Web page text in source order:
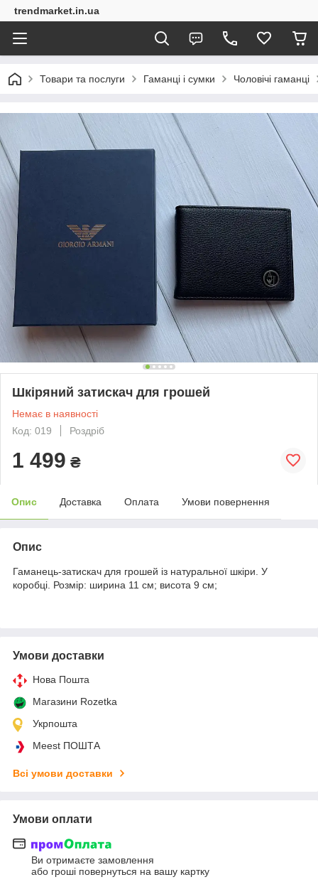
trendmarket.in.ua
Товари та послуги Гаманці і сумки Чоловічі гаманці
Шкіряний затискач для грошей
Немає в наявності
Код: 019
Роздріб
1 499 ₴
Опис Доставка Оплата Умови повернення
Опис
Гаманець-затискач для грошей із натуральної шкіри. У
коробці. Розмір: ширина 11 см; висота 9 см;
Умови доставки
Нова Пошта
Магазини Rozetka
Укрпошта
Meest ПОШТА
Всі умови доставки
Умови оплати
Ви отримаєте замовлення
або гроші повернуться на вашу картку